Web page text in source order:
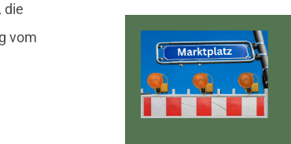
die
vom